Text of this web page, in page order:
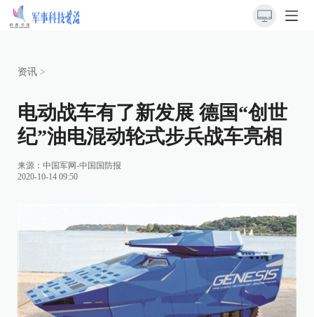
资讯 >
电动战车有了新发展 德国“创世
纪”油电混动轮式步兵战车亮相
来源： 中国军网-中国国防报
2020-10-14 09:50